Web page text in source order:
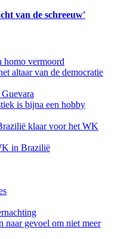
van de schreeuw'
homo vermoord
altaar van de democratie
is bijna een hobby
klaar voor het WK
in Brazilië
naar gevoel om niet meer